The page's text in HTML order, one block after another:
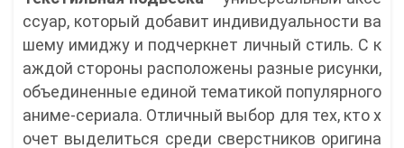
ссуар, который добавит индивидуальности ва
шему имиджу и подчеркнет личный стиль. С к
аждой стороны расположены разные рисунки,
объединенные единой тематикой популярного
аниме-сериала. Отличный выбор для тех, кто х
очет выделиться среди сверстников оригина